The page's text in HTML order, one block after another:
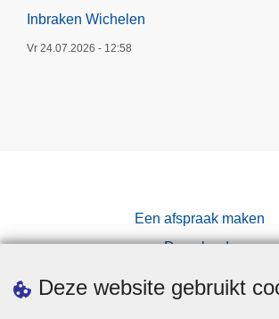
Deze website gebruikt
Inbraken Wichelen
Vr 24.07.2026 - 12:58
Een afspraak maken
Downloads
Pers